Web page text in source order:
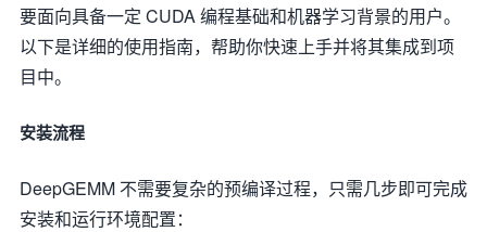
要面向具备一定 CUDA 编程基础和机器学习背景的用户。
以下是详细的使用指南，帮助你快速上手并将其集成到项
目中。
安装流程
DeepGEMM 不需要复杂的预编译过程，只需几步即可完成
安装和运行环境配置：